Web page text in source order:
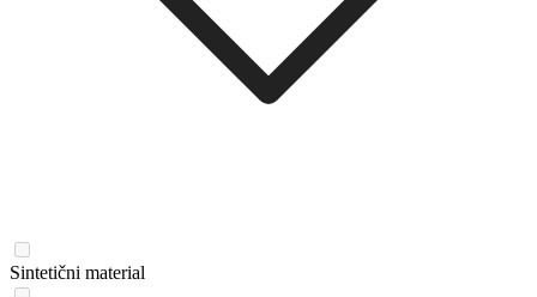
Sintetični material